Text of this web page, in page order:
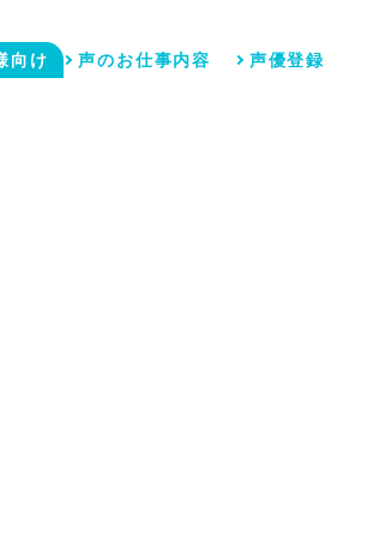
向け 声のお仕事内容 声優登録